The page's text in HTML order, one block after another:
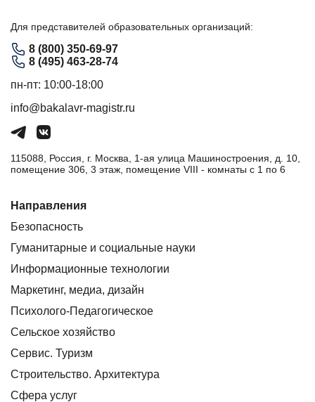
Для представителей образовательных организаций:
8 (800) 350-69-97
8 (495) 463-28-74
пн-пт: 10:00-18:00
info@bakalavr-magistr.ru
115088, Россия, г. Москва, 1-ая улица Машиностроения, д. 10,
помещение 306, 3 этаж, помещение VIII - комнаты с 1 по 6
Направления
Безопасность
Гуманитарные и социальные науки
Информационные технологии
Маркетинг, медиа, дизайн
Психолого-Педагогическое
Сельское хозяйство
Сервис. Туризм
Строительство. Архитектура
Сфера услуг